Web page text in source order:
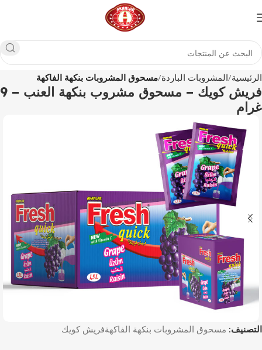
الرئيسية المشروبات الباردة مسحوق المشروبات بنكهة الفاكهة
فريش كويك – مسحوق مشروب بنكهة العنب – 9
غرام
التصنيف: مسحوق المشروبات بنكهة الفاكهةفريش كويك